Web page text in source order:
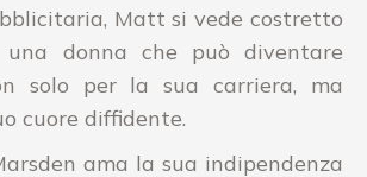
Matt si vede costretto
una donna che può diventare
solo per la sua carriera, ma
cuore diffidente.
ama la sua indipendenza